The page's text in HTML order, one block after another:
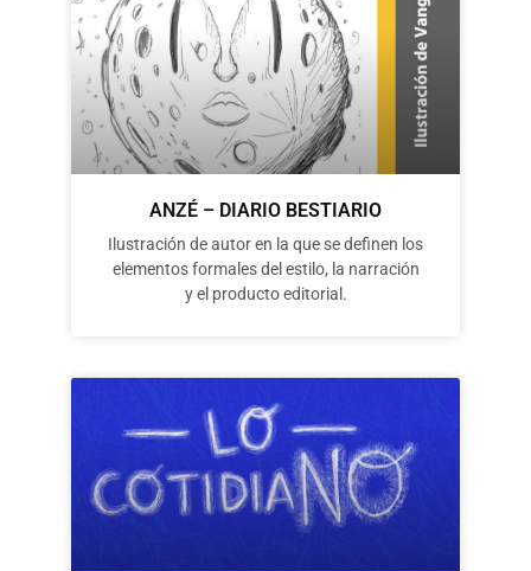
ANZÉ – DIARIO BESTIARIO
Ilustración de autor en la que se definen los
elementos formales del estilo, la narración
y el producto editorial.